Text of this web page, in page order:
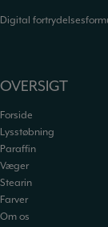
Digital
OVERSIGT
Forside
Lysstøbning
Paraffin
Væger
Stearin
Farver
Om os